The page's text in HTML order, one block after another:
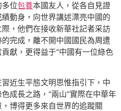
位包養本國友人，從各自見證
動身，向世界講述漂亮中國的
，他們在接收新華社記者采訪
完成，離不開中國國民為周遭
獻，更得益于“中國有一位綠色
近生平態文明思惟指引下，中
成長之路，“兩山”實際在中華年
博得更多來自世界的追蹤關